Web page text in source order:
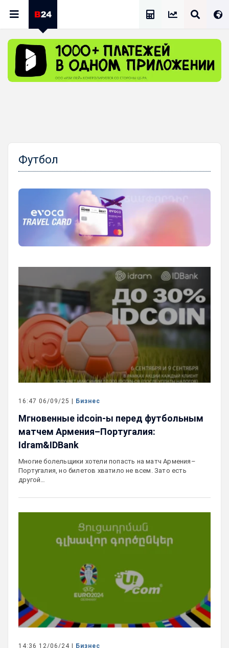
Футбол
16:47 06/09/25 | Бизнес
Мгновенные idcoin-ы перед футбольным
матчем Армения–Португалия:
Idram&IDBank
Многие болельщики хотели попасть на матч Армения–
Португалия, но билетов хватило не всем. Зато есть
другой…
14:36 12/06/24 | Бизнес